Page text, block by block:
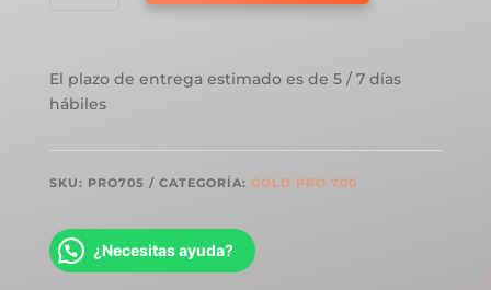
VINTAGE
MATE
El plazo de entrega estimado es de 5 / 7 días
hábiles
SKU: PRO705 CATEGORÍA: GOLD PRO 700
¿Necesitas ayuda?